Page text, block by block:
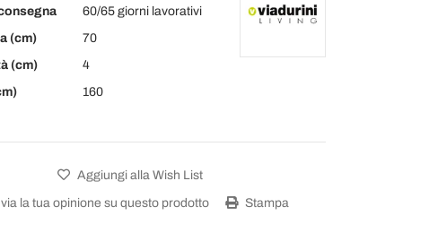
60/65 giorni lavorativi
(cm)
70
(cm)
4
160
Aggiungi alla Wish List
la tua opinione su questo prodotto Stampa